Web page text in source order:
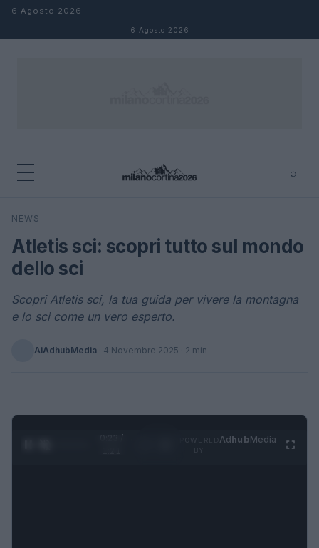
Salta al contenuto
6 Agosto 2026
6 Agosto 2026
⌕
Cerca
NEWS
Atletis sci: scopri tutto sul mondo
dello sci
Scopri Atletis sci, la tua guida per vivere la montagna
e lo sci come un vero esperto.
AiAdhubMedia · 4 Novembre 2025 · 2 min
0:24 /
AdhubMedia